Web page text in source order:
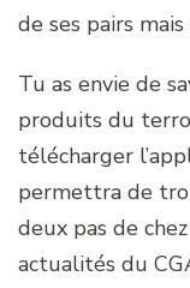
de ses pairs
Tu as envie de
produits du
télécharger
permettra de
deux pas de
actualités du